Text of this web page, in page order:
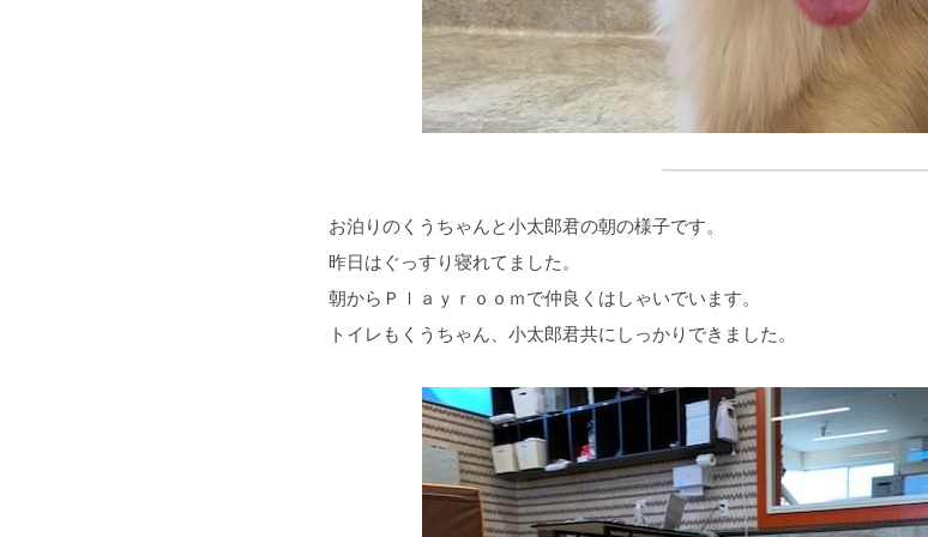
お泊りのくうちゃんと小太郎君の朝の様子です。
昨日はぐっすり寝れてました。
朝からＰｌａｙｒｏｏｍで仲良くはしゃいでいます。
トイレもくうちゃん、小太郎君共にしっかりできました。